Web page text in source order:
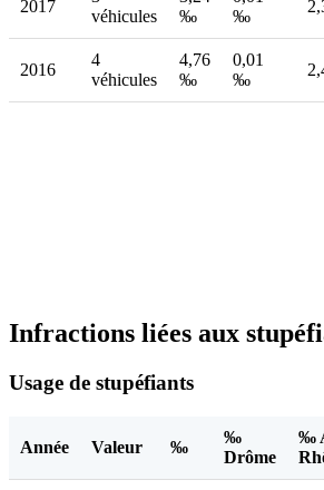
2017
véhicules
‰
‰
2016
4
véhicules
4,76
‰
0,01
‰
Infractions liées aux
Usage de stupéfiants
Année Valeur ‰
‰
Drôme
‰